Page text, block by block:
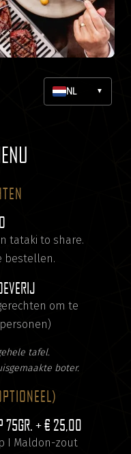
NL ▼
tataki to share.
bestellen.
om te
tafel.
boter.
75GR. + € 25,00
I Maldon-zout